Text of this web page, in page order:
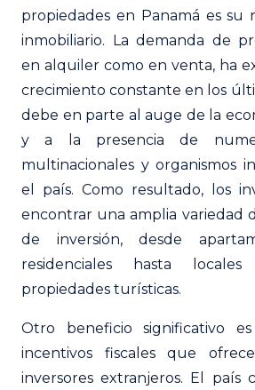
propiedades en Panamá es su
inmobiliario. La demanda de
en alquiler como en venta, ha
crecimiento constante en los
debe en parte al auge de la
y a la presencia de
multinacionales y organismos
el país. Como resultado, los
encontrar una amplia variedad
de inversión, desde
residenciales hasta
propiedades turísticas.
Otro beneficio significativo
incentivos fiscales que
inversores extranjeros. El país